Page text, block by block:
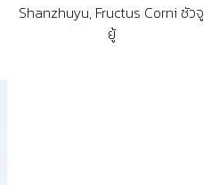
Shanzhuyu, Fructus Corni ซัวจู
ยู้